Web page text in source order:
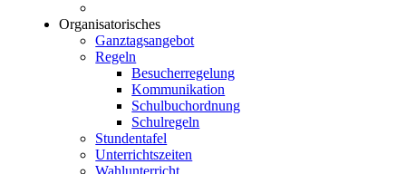
Organisatorisches
Ganztagsangebot
Regeln
Besucherregelung
Kommunikation
Schulbuchordnung
Schulregeln
Stundentafel
Unterrichtszeiten
Wahlunterricht